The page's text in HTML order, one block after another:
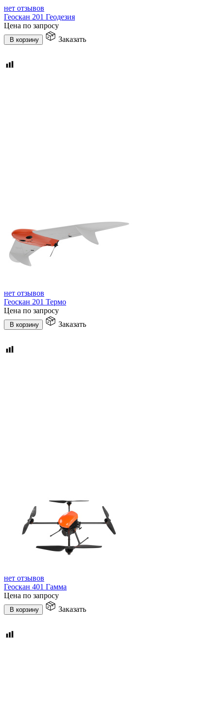
нет отзывов
Геоскан 201 Геодезия
Цена по запросу
В корзину Заказать
нет отзывов
Геоскан 201 Термо
Цена по запросу
В корзину Заказать
нет отзывов
Геоскан 401 Гамма
Цена по запросу
В корзину Заказать